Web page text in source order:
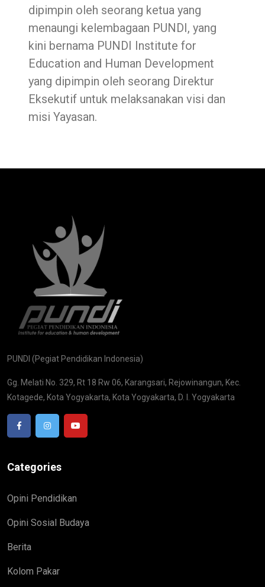
dipimpin oleh seorang ketua yang
menaungi kelembagaan PUNDI, yang
kini bernama PUNDI Institute for
Education and Human Development
yang dipimpin oleh seorang Direktur
Eksekutif untuk melaksanakan visi dan
misi Yayasan.
PUNDI (Pegiat Pendidikan Indonesia)
Gg. Melati No. 329, Rt 18 Rw 06, Karangsari, Rejowinangun, Kec.
Kotagede, Kota Yogyakarta, Kota Yogyakarta, D. I. Yogyakarta
Categories
Opini Pendidikan
Opini Sosial Budaya
Berita
Kolom Pakar